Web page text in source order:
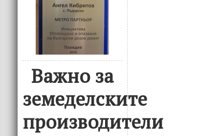
Важно за
земеделските
производители